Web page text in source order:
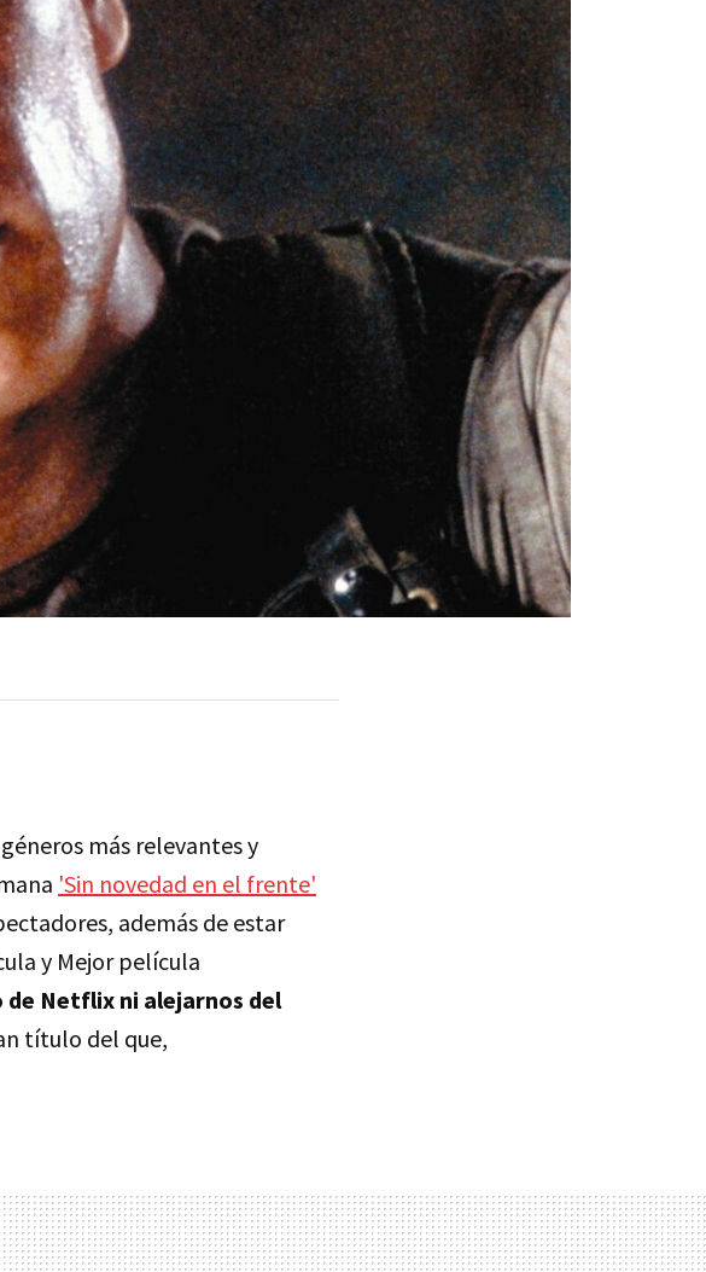
más relevantes y
'Sin novedad en el frente'
además de estar
y Mejor película
Netflix ni alejarnos del
título del que,